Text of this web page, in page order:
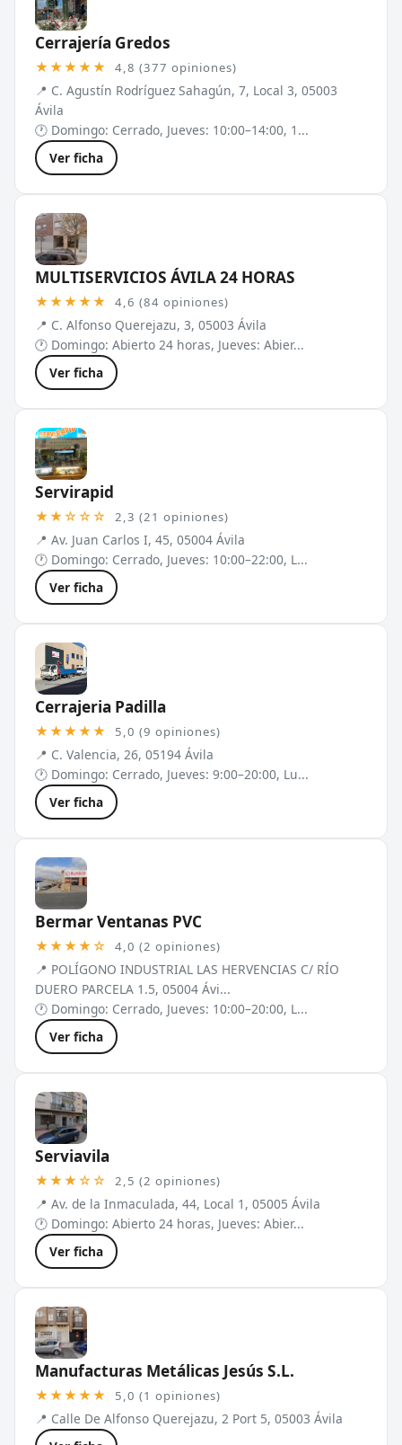
Cerrajería Gredos
★★★★★ 4,8 (377 opiniones)
📍 C. Agustín Rodríguez Sahagún, 7, Local 3, 05003
Ávila
🕐 Domingo: Cerrado, Jueves: 10:00–14:00, 1...
Ver ficha
MULTISERVICIOS ÁVILA 24 HORAS
★★★★★ 4,6 (84 opiniones)
📍 C. Alfonso Querejazu, 3, 05003 Ávila
🕐 Domingo: Abierto 24 horas, Jueves: Abier...
Ver ficha
Servirapid
★★☆☆☆ 2,3 (21 opiniones)
📍 Av. Juan Carlos I, 45, 05004 Ávila
🕐 Domingo: Cerrado, Jueves: 10:00–22:00, L...
Ver ficha
Cerrajeria Padilla
★★★★★ 5,0 (9 opiniones)
📍 C. Valencia, 26, 05194 Ávila
🕐 Domingo: Cerrado, Jueves: 9:00–20:00, Lu...
Ver ficha
Bermar Ventanas PVC
★★★★☆ 4,0 (2 opiniones)
📍 POLÍGONO INDUSTRIAL LAS HERVENCIAS C/ RÍO
DUERO PARCELA 1.5, 05004 Ávi...
🕐 Domingo: Cerrado, Jueves: 10:00–20:00, L...
Ver ficha
Serviavila
★★★☆☆ 2,5 (2 opiniones)
📍 Av. de la Inmaculada, 44, Local 1, 05005 Ávila
🕐 Domingo: Abierto 24 horas, Jueves: Abier...
Ver ficha
Manufacturas Metálicas Jesús S.L.
★★★★★ 5,0 (1 opiniones)
📍 Calle De Alfonso Querejazu, 2 Port 5, 05003 Ávila